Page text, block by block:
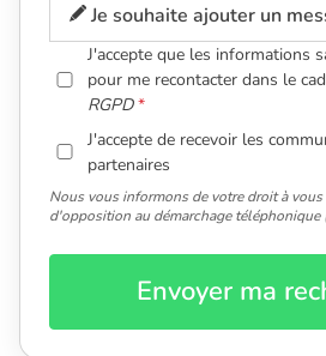
Je souhaite ajouter un
J'accepte que les informations
pour me recontacter dans le
RGPD
J'accepte de recevoir les
partenaires
Nous vous informons de votre droit à
d'opposition au démarchage téléphonique
Envoyer ma